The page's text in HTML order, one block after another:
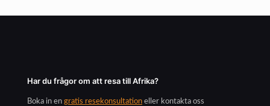
Har du frågor om att resa till Afrika?
Boka in en gratis resekonsultation eller kontakta oss